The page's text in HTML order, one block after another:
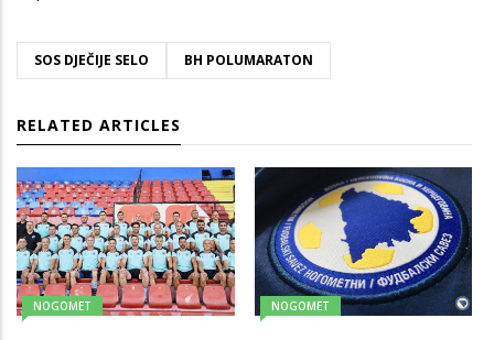
SOS DJEČIJE SELO BH POLUMARATON
RELATED ARTICLES
NOGOMET NOGOMET